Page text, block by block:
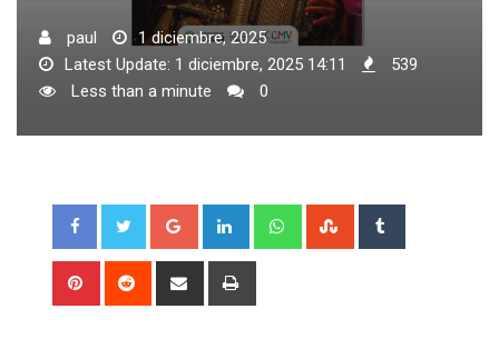
paul
1 diciembre, 2025
Latest Update: 1 diciembre, 2025 14:11
539
Less than a minute
0
Google+ LinkedIn WhatsappStumbleUpon
Pinterest Reddit
Share